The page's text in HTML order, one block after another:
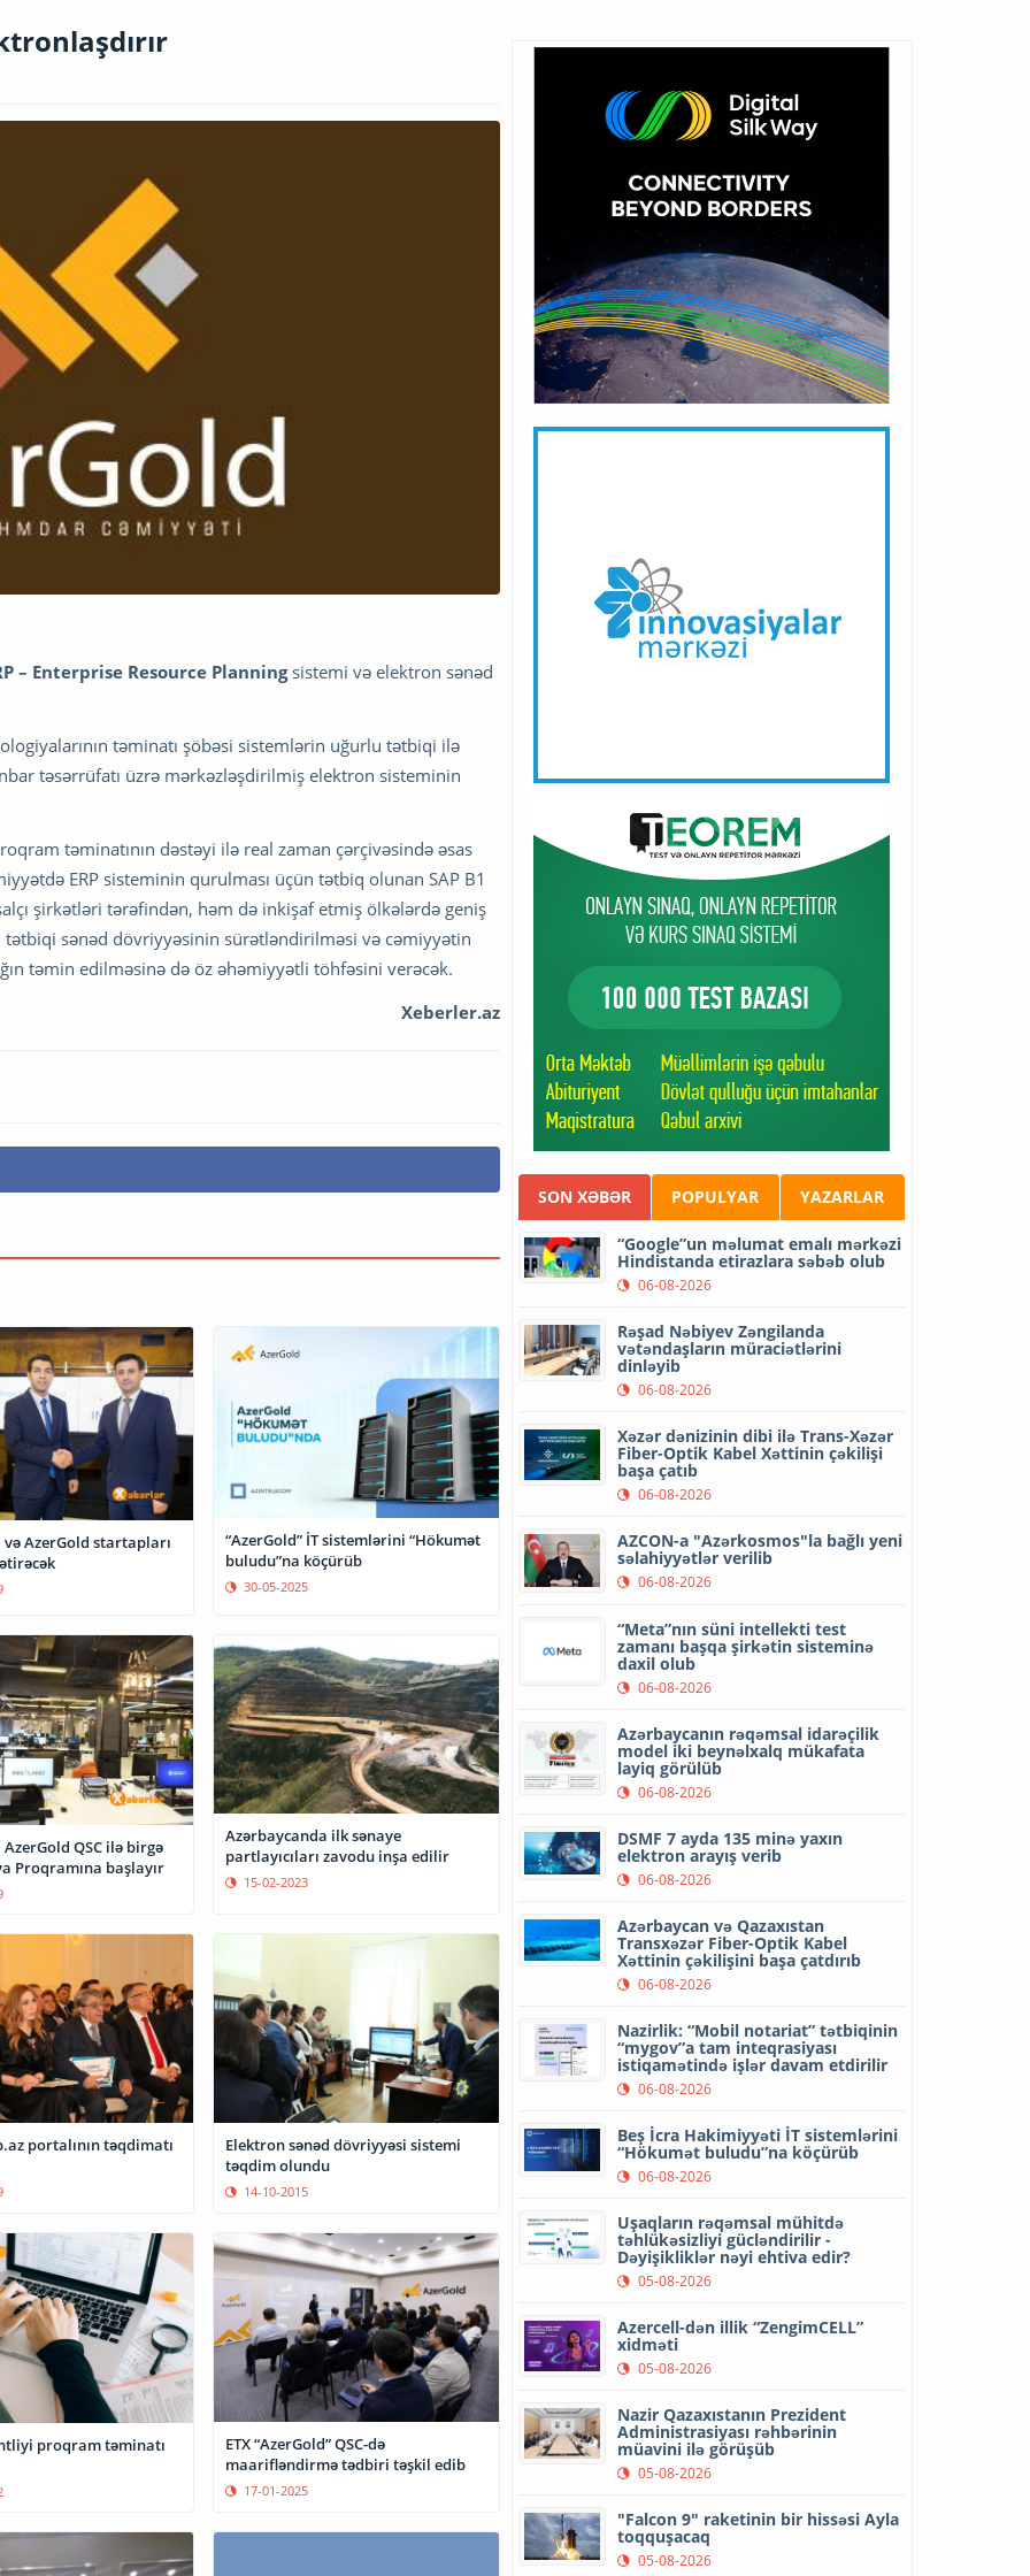
– Enterprise Resource Planningsistemi və elektron sənəd
təminatı şöbəsi sistemlərin uğurlu tətbiqi ilə
təsərrüfatı üzrə mərkəzləşdirilmiş elektron sisteminin
təminatının dəstəyi ilə real zaman çərçivəsində əsas
ERP sisteminin qurulması üçün tətbiq olunan SAP B1
şirkətləri tərəfindən, həm də inkişaf etmiş ölkələrdə geniş
sənəd dövriyyəsinin sürətləndirilməsi və cəmiyyətin
təmin edilməsinə də öz əhəmiyyətli töhfəsini verəcək.
Xeberler.az
və AzerGold startapları
“AzerGold” İT sistemlərini “Hökumət
buludu”na köçürüb
30-05-2025
QSC ilə birgə
Proqramına başlayır
Azərbaycanda ilk sənaye
partlayıcıları zavodu inşa edilir
15-02-2023
portalının təqdimatı
Elektron sənəd dövriyyəsi sistemi
təqdim olundu
14-10-2015
proqram təminatı
ETX “AzerGold” QSC-də
maarifləndirmə tədbiri təşkil edib
17-01-2025
SON XƏBƏR POPULYAR YAZARLAR
“Google”un məlumat emalı mərkəzi
Hindistanda etirazlara səbəb olub
06-08-2026
Rəşad Nəbiyev Zəngilanda
vətəndaşların müraciətlərini
dinləyib
06-08-2026
Xəzər dənizinin dibi ilə Trans-Xəzər
Fiber-Optik Kabel Xəttinin çəkilişi
başa çatıb
06-08-2026
AZCON-a "Azərkosmos"la bağlı yeni
səlahiyyətlər verilib
06-08-2026
“Meta”nın süni intellekti test
zamanı başqa şirkətin sisteminə
daxil olub
06-08-2026
Azərbaycanın rəqəmsal idarəçilik
model iki beynəlxalq mükafata
layiq görülüb
06-08-2026
DSMF 7 ayda 135 minə yaxın
elektron arayış verib
06-08-2026
Azərbaycan və Qazaxıstan
Transxəzər Fiber-Optik Kabel
Xəttinin çəkilişini başa çatdırıb
06-08-2026
Nazirlik: “Mobil notariat” tətbiqinin
“mygov”a tam inteqrasiyası
istiqamətində işlər davam etdirilir
06-08-2026
Beş İcra Hakimiyyəti İT sistemlərini
“Hökumət buludu”na köçürüb
06-08-2026
Uşaqların rəqəmsal mühitdə
təhlükəsizliyi gücləndirilir -
Dəyişikliklər nəyi ehtiva edir?
05-08-2026
Azercell-dən illik “ZengimCELL”
xidməti
05-08-2026
Nazir Qazaxıstanın Prezident
Administrasiyası rəhbərinin
müavini ilə görüşüb
05-08-2026
"Falcon 9" raketinin bir hissəsi Ayla
toqquşacaq
05-08-2026